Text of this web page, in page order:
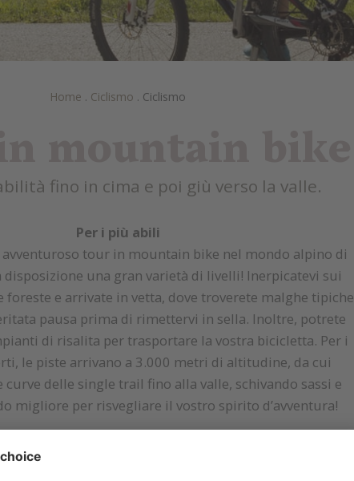
Home . Ciclismo . Ciclismo
fino in cima e poi giù verso la valle.
Per i più abili
tour in mountain bike nel mondo alpino di
disposizione una gran varietà di livelli! Inerpicatevi sui
foreste e arrivate in vetta, dove troverete malghe tipiche
pausa prima di rimettervi in sella. Inoltre, potrete
di risalita per trasportare la vostra bicicletta. Per i
le piste arrivano a 3.000 metri di altitudine, da cui
delle single trail fino alla valle, schivando sassi e
migliore per risvegliare il vostro spirito d’avventura!